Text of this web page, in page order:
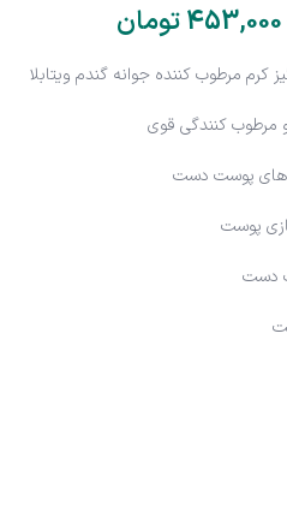
453,000تومان
کرم مرطوب کننده جوانه گندم ویتابلا
مرطوب کنندگی قوی
پوست دست
پوست
دست